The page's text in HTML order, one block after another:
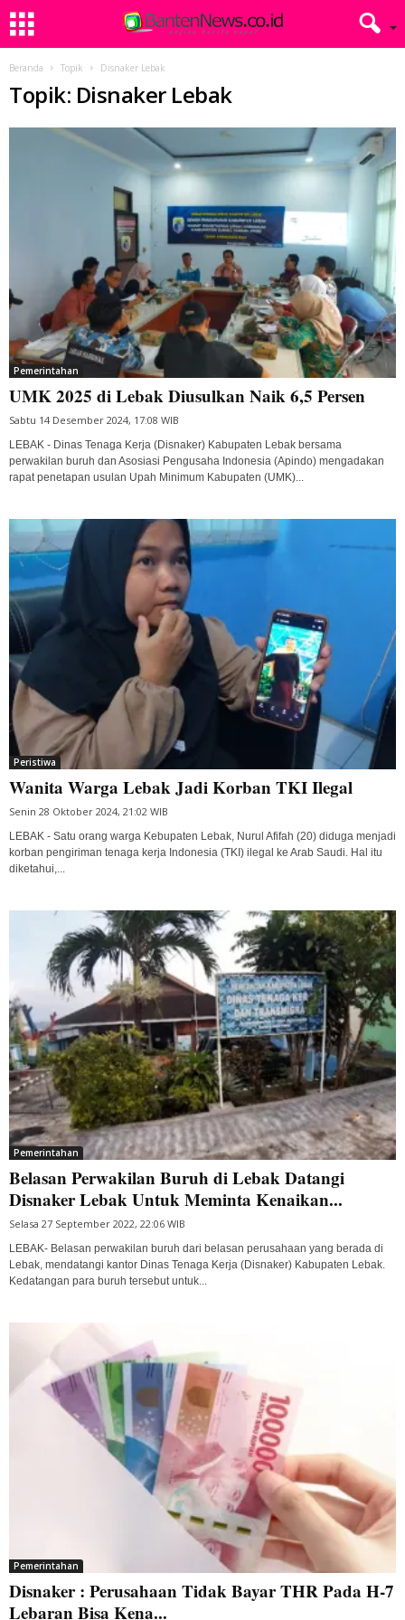
Beranda Topik Disnaker Lebak
Topik: Disnaker Lebak
Pemerintahan
UMK 2025 di Lebak Diusulkan Naik 6,5 Persen
Sabtu 14 Desember 2024, 17:08 WIB
LEBAK - Dinas Tenaga Kerja (Disnaker) Kabupaten Lebak bersama
perwakilan buruh dan Asosiasi Pengusaha Indonesia (Apindo) mengadakan
rapat penetapan usulan Upah Minimum Kabupaten (UMK)...
Peristiwa
Wanita Warga Lebak Jadi Korban TKI Ilegal
Senin 28 Oktober 2024, 21:02 WIB
LEBAK - Satu orang warga Kebupaten Lebak, Nurul Afifah (20) diduga menjadi
korban pengiriman tenaga kerja Indonesia (TKI) ilegal ke Arab Saudi. Hal itu
diketahui,...
Pemerintahan
Belasan Perwakilan Buruh di Lebak Datangi
Disnaker Lebak Untuk Meminta Kenaikan...
Selasa 27 September 2022, 22:06 WIB
LEBAK- Belasan perwakilan buruh dari belasan perusahaan yang berada di
Lebak, mendatangi kantor Dinas Tenaga Kerja (Disnaker) Kabupaten Lebak.
Kedatangan para buruh tersebut untuk...
Pemerintahan
Disnaker : Perusahaan Tidak Bayar THR Pada H-7
Lebaran Bisa Kena...